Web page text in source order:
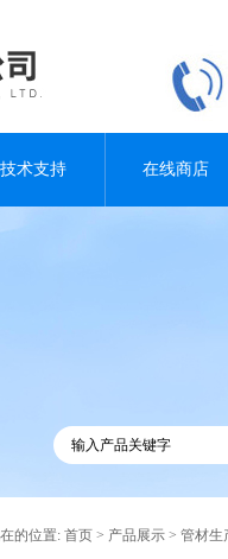
技术支持 在线商店
的位置: 首页 > 产品展示 > 管材生